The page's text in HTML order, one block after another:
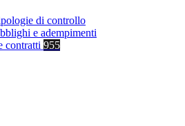
di controllo
e adempimenti
contratti 955